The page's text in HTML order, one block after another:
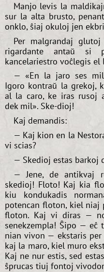
Manjo levis la
sur la alta brusto,
onklo, ŝiaj okuloj jen
Per malgrandaj
rigardante antaŭ si
kancelariestro voĉlegis el
— «En la jaro ses mil
Igoro kontraŭ la grekoj,
al la caro, ke iras rusoj
dek mil». Ske-dioj!
Kaj demandis:
— Kaj kion en la
vi scias?
— Skedioj estas barkoj
— Jene, de antikvaj
skedioj! Floto! Kaj kia
kiu kondukadis
potencan floton, kiel niaj
floton. Kaj vi diras —
senekzempla! Ŝipo — eĉ
nian vivon — ekstaris
kaj la maro, kiel muro
Kaj ne nur estis, sed
ŝprucas tiuj fontoj